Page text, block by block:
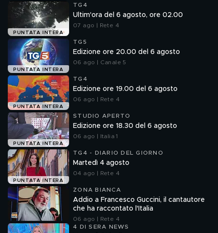
PUNTATA INTERA
TG4
Ultim'ora del 6 agosto, ore 02.00
07 ago | Rete 4
PUNTATA INTERA
TG5
Edizione ore 20.00 del 6 agosto
06 ago | Canale 5
PUNTATA INTERA
TG4
Edizione ore 19.00 del 6 agosto
06 ago | Rete 4
PUNTATA INTERA
STUDIO APERTO
Edizione ore 18.30 del 6 agosto
06 ago | Italia 1
PUNTATA INTERA
TG4 - DIARIO DEL GIORNO
Martedì 4 agosto
04 ago | Rete 4
ZONA BIANCA
Addio a Francesco Guccini, il cantautore
che ha raccontato l'Italia
06 ago | Rete 4
4 DI SERA NEWS